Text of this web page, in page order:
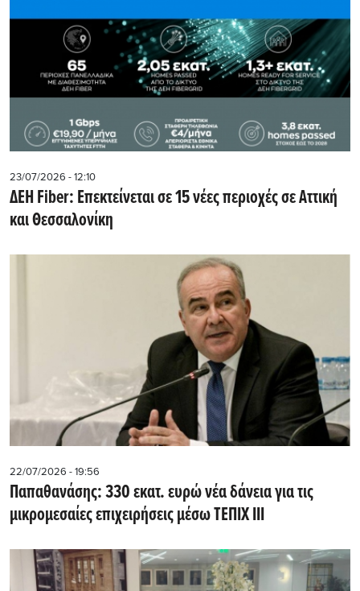
23/07/2026 - 12:10
ΔΕΗ Fiber: Επεκτείνεται σε 15 νέες περιοχές σε Αττική
και Θεσσαλονίκη
22/07/2026 - 19:56
Παπαθανάσης: 330 εκατ. ευρώ νέα δάνεια για τις
μικρομεσαίες επιχειρήσεις μέσω ΤΕΠΙΧ ΙΙΙ